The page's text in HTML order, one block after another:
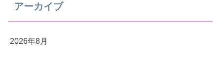
アーカイブ
2026年8月